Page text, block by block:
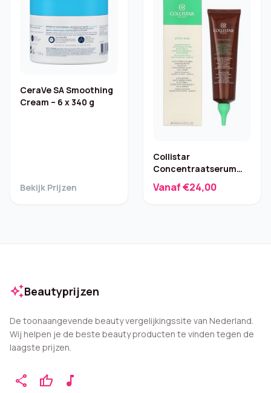
CeraVe SA Smoothing
Cream – 6 x 340 g
Bekijk Prijzen
Collistar
Concentraatserum
Vanaf €24,00
auto_awesomeBeautyprijzen
De toonaangevende beauty vergelijkingssite van Nederland.
Wij helpen je de beste beauty producten te vinden tegen de
laagste prijzen.
share thumb_up music_note